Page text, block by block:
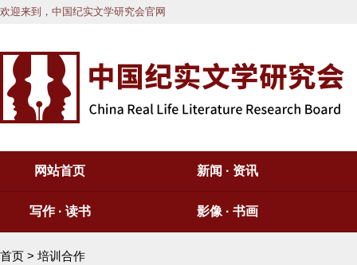
欢迎来到，中国纪实文学研究会官网
网站首页 新闻 · 资讯
写作 · 读书 影像 · 书画
首页 > 培训合作